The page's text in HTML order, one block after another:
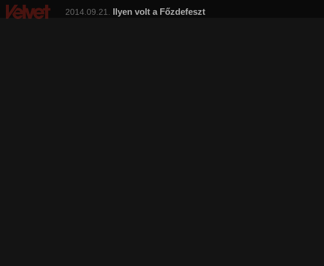
Ilyen volt a Főzdefeszt
2014.09.21.